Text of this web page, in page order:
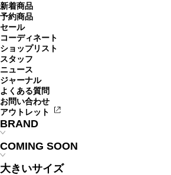
新着商品
予約商品
セール
コーディネート
ショップリスト
スタッフ
ニュース
ジャーナル
よくある質問
お問い合わせ
アウトレット
BRAND
COMING SOON
大きいサイズ